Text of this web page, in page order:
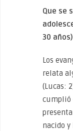
Que se
30
Los
relata
(Lucas:
cumplió
nacido